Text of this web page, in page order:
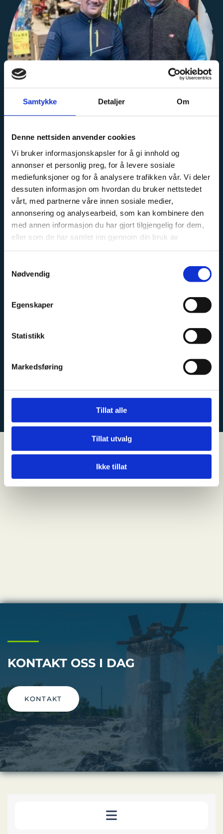
Samtykke Detaljer Om
Denne nettsiden anvender cookies
Vi bruker informasjonskapsler for å gi innhold og
annonser et personlig preg, for å levere sosiale
mediefunksjoner og for å analysere trafikken vår. Vi deler
dessuten informasjon om hvordan du bruker nettstedet
vårt, med partnerne våre innen sosiale medier,
annonsering og analysearbeid, som kan kombinere den
med annen informasjon du har gjort tilgjengelig for dem,
eller som de har samlet inn gjennom din bruk av
Nødvendig
Egenskaper
Statistikk
Markedsføring
Tillat alle
Tillat utvalg
Ikke tillat
OM OSS
Kremmertorvet Sport og Fritid er en fagbutikk, med
stort fokus på sykkel, langrenn og fiske. Vi har erfarne
ansatte, med stor faglig kunnskap innen sine
proffesjonelle sykkellag.
Vi fører sykler fra Cannondale, Haibike, GT og Eddy
Merckx. Ta kontakt for priser og tilgjengelighet, vi
NYHETER
KONTAKT OSS I DAG
KONTAKT